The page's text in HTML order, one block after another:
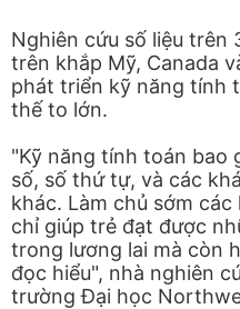
Nghiên cứu số liệu trên
trên khắp Mỹ, Canada
phát triển kỹ năng tính
thế to lớn.
"Kỹ năng tính toán bao
số, số thứ tự, và các
khác. Làm chủ sớm
chỉ giúp trẻ đạt được
trong lương lai mà còn
đọc hiểu", nhà nghiên
trường Đại học